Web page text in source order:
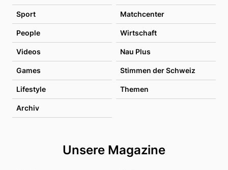
Sport Matchcenter
People Wirtschaft
Videos Nau Plus
Games Stimmen der Schweiz
Lifestyle Themen
Archiv
Unsere Magazine